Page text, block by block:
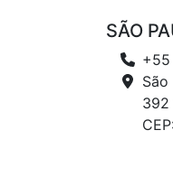
SÃO
+55
São
392